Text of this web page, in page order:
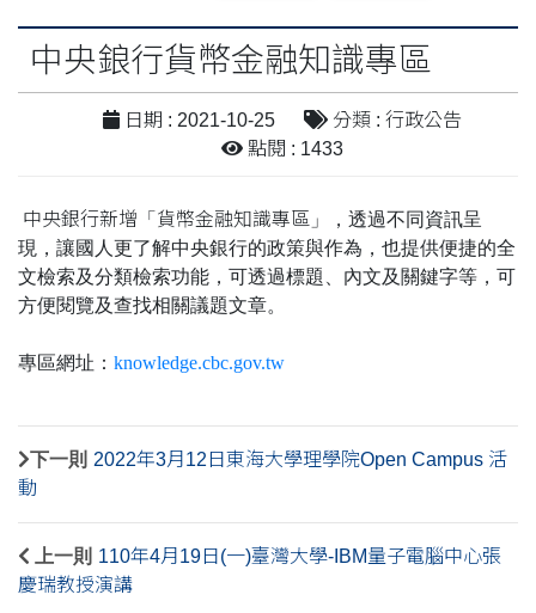
中央鋃行貨幣金融知識專區
日期 : 2021-10-25
分類 : 行政公告
點閱 : 1433
中央銀行新增 「 貨幣金融知識專區 」，透過不同資訊呈
現，讓國人更了解中央銀行的政策與作為，也提供便捷的全
文檢索及分類檢索功能，可透過標題、內文及關鍵字等，可
方便閱覽及查找相關議題文章。
專區網址： knowledge.cbc.gov.tw
下一則 2022年3月12日東海大學理學院Open Campus 活
動
上一則 110年4月19日(一)臺灣大學-IBM量子電腦中心張
慶瑞教授演講